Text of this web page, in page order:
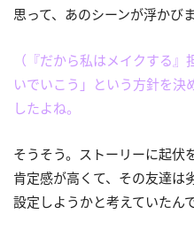
思って、あのシーンが浮かびま
（『だから私はメイクする
いでいこう」という方針を決
したよね。
そうそう。ストーリーに起伏
肯定感が高くて、その友達
設定しようかと考えていたんで